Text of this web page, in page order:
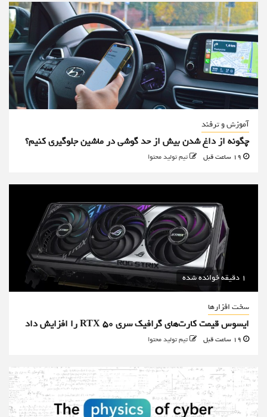
آموزش و ترفند
چگونه از داغ شدن بیش از حد گوشی در ماشین جلوگیری کنیم؟
تیم تولید محتوا
1 دقیقه خوانده شده
سخت افزارها
ایسوس قیمت کارت‌های گرافیک سری RTX 50 را افزایش داد
تیم تولید محتوا